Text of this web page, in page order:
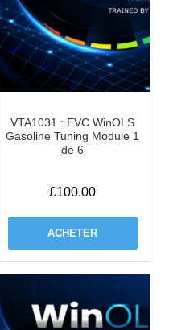
VTA1031 : EVC WinOLS
Gasoline Tuning Module 1
de 6
£100.00
ACHETER